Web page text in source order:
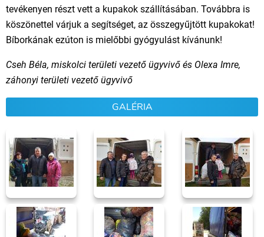
tevékenyen részt vett a kupakok szállításában. Továbbra is
köszönettel várjuk a segítséget, az összegyűjtött kupakokat!
Bíborkának ezúton is mielőbbi gyógyulást kívánunk!
Cseh Béla, miskolci területi vezető ügyvivő és Olexa Imre,
záhonyi területi vezető ügyvivő
GALÉRIA